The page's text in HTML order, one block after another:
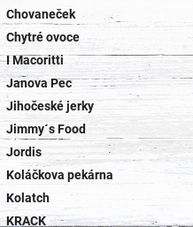
Chovaneček
Chytré ovoce
I Macoritti
Janova Pec
Jihočeské jerky
Jimmy´s Food
Jordis
Koláčkova pekárna
Kolatch
KRACK